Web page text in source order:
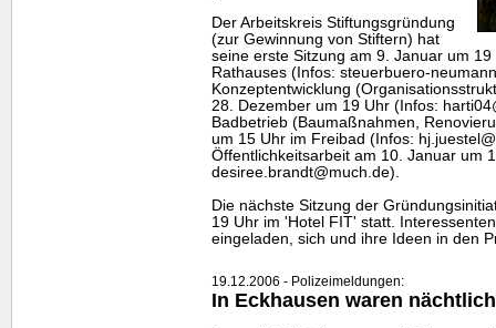
Der Arbeitskreis Stiftungsgründung
(zur Gewinnung von Stiftern) hat
seine erste Sitzung am 9. Januar um
Rathauses (Infos: steuerbuero-
Konzeptentwicklung
28. Dezember um 19 Uhr (Infos:
Badbetrieb (Baumaßnahmen,
um 15 Uhr im Freibad (Infos:
Öffentlichkeitsarbeit am 10. Januar um
desiree.brandt@much.de).
Die nächste Sitzung der
19 Uhr im 'Hotel FIT' statt.
eingeladen, sich und ihre Ideen in den
19.12.2006 - Polizeimeldungen:
In Eckhausen waren